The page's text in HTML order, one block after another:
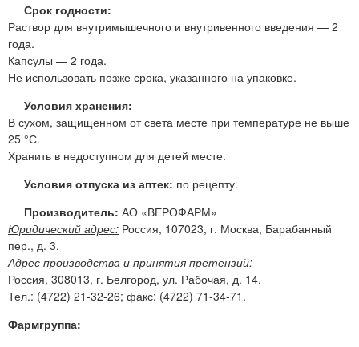
Срок годности:
Раствор для внутримышечного и внутривенного введения — 2
года.
Капсулы — 2 года.
Не использовать позже срока, указанного на упаковке.
Условия хранения:
В сухом, защищенном от света месте при температуре не выше
25 °С.
Хранить в недоступном для детей месте.
Условия отпуска из аптек: по рецепту.
Производитель: АО «ВЕРОФАРМ»
Юридический адрес: Россия, 107023, г. Москва, Барабанный
пер., д. 3.
Адрес производства и принятия претензий:
Россия, 308013, г. Белгород, ул. Рабочая, д. 14.
Тел.: (4722) 21-32-26; факс: (4722) 71-34-71.
Фармгруппа: